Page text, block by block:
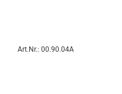
Art.Nr.: 00.90.04A